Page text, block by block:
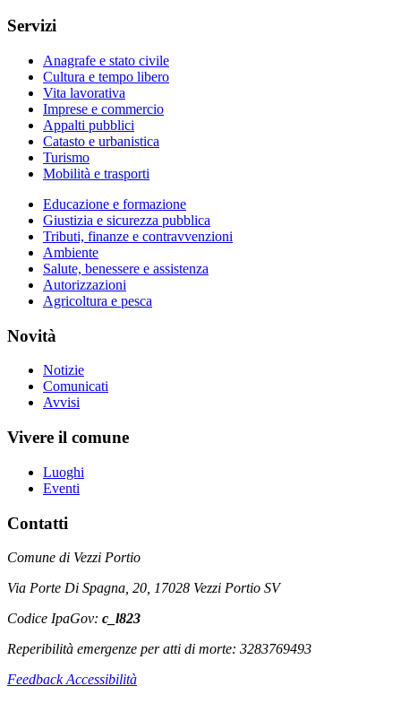
Servizi
Anagrafe e stato civile
Cultura e tempo libero
Vita lavorativa
Imprese e commercio
Appalti pubblici
Catasto e urbanistica
Turismo
Mobilità e trasporti
Educazione e formazione
Giustizia e sicurezza pubblica
Tributi, finanze e contravvenzioni
Ambiente
Salute, benessere e assistenza
Autorizzazioni
Agricoltura e pesca
Novità
Notizie
Comunicati
Avvisi
Vivere il comune
Luoghi
Eventi
Contatti
Comune di Vezzi Portio
Via Porte Di Spagna, 20, 17028 Vezzi Portio SV
Codice IpaGov: c_l823
Reperibilità emergenze per atti di morte: 3283769493
Feedback Accessibilità